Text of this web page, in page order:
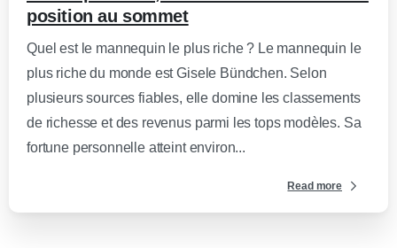
position au sommet
Quel est le mannequin le plus riche ? Le mannequin le
plus riche du monde est Gisele Bündchen. Selon
plusieurs sources fiables, elle domine les classements
de richesse et des revenus parmi les tops modèles. Sa
fortune personnelle atteint environ...
Read more